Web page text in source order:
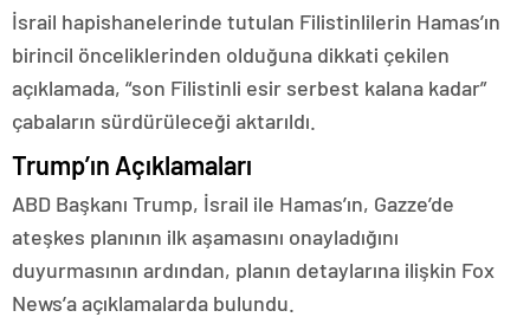
İsrail hapishanelerinde tutulan Filistinlilerin Hamas’ın
birincil önceliklerinden olduğuna dikkati çekilen
açıklamada, “son Filistinli esir serbest kalana kadar”
çabaların sürdürüleceği aktarıldı.
Trump’ın Açıklamaları
ABD Başkanı Trump, İsrail ile Hamas’ın, Gazze’de
ateşkes planının ilk aşamasını onayladığını
duyurmasının ardından, planın detaylarına ilişkin Fox
News’a açıklamalarda bulundu.